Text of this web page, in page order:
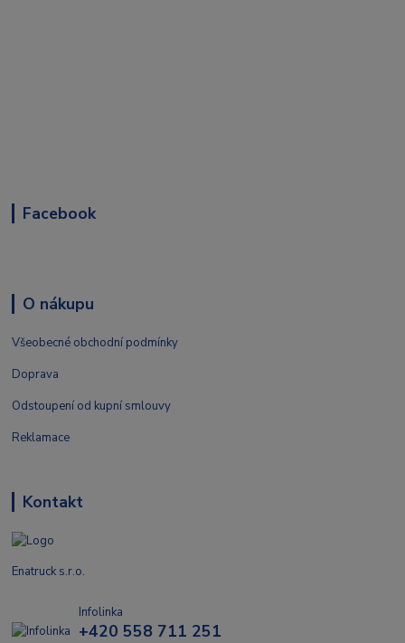
Facebook
O nákupu
Všeobecné obchodní podmínky
Doprava
Odstoupení od kupní smlouvy
Reklamace
Kontakt
Enatruck s.r.o.
Infolinka
+420 558 711 251